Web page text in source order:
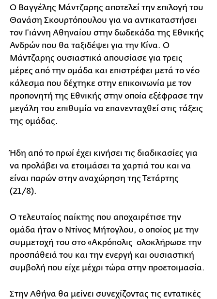
Ο Βαγγέλης Μάντζαρης αποτελεί την επιλογή του
Θανάση Σκουρτόπουλου για να αντικαταστήσει
τον Γιάννη Αθηναίου στην δωδεκάδα της Εθνικής
Ανδρών που θα ταξιδέψει για την Κίνα. Ο
Μάντζαρης ουσιαστικά απουσίασε για τρεις
μέρες από την ομάδα και επιστρέφει μετά το νέο
κάλεσμα που δέχτηκε στην επικοινωνία με τον
προπονητή της Εθνικής στην οποία εξέφρασε την
μεγάλη του επιθυμία να επανενταχθεί στις τάξεις
της ομάδας.
Ήδη από το πρωί έχει κινήσει τις διαδικασίες για
να προλάβει να ετοιμάσει τα χαρτιά του και να
είναι παρών στην αναχώρηση της Τετάρτης
(21/8).
Ο τελευταίος παίκτης που αποχαιρέτισε την
ομάδα ήταν ο Ντίνος Μήτογλου, ο οποίος με την
συμμετοχή του στο «Ακρόπολις ολοκλήρωσε την
προσπάθειά του και την ενεργή και ουσιαστική
συμβολή που είχε μέχρι τώρα στην προετοιμασία.
Στην Αθήνα θα μείνει συνεχίζοντας τις εντατικές